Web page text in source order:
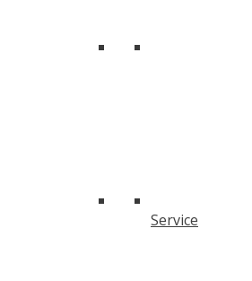
Service